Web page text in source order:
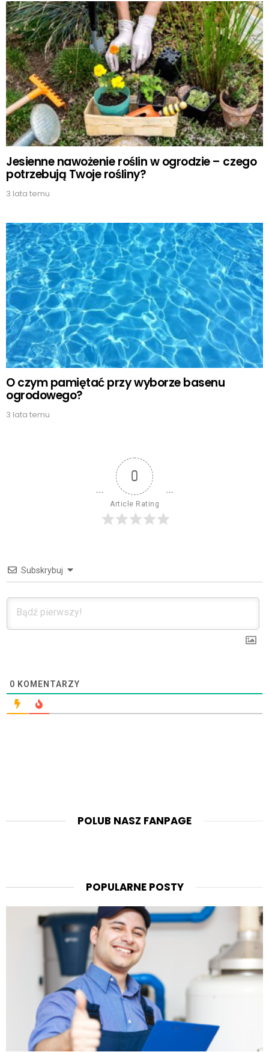
Jesienne nawożenie roślin w ogrodzie – czego
potrzebują Twoje rośliny?
3 lata temu
O czym pamiętać przy wyborze basenu
ogrodowego?
3 lata temu
0
Article Rating
Subskrybuj
0 KOMENTARZY
POLUB NASZ FANPAGE
POPULARNE POSTY